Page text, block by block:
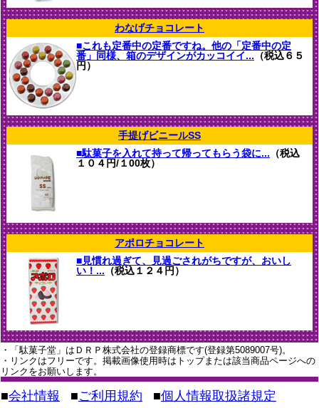
わなげチョコレート
■これも定番中の定番ですね。他の「定番中の定
番」同様、箱のデザインがカッコイイ... （税込６５
円）
手提げビニールSS
■駄菓子を入れて持って帰ってもらう袋に... （税込
１０４円/１00枚）
アポロチョコレート
■見慣れ過ぎて、見過ごされがちですが、おいし
い！... （税込１２４円）
・「駄菓子堂」はＤＲＰ株式会社の登録商標です(登録第5089007号)。
・リンクはフリーです。掲載画像使用時はトップまたは該当商品ページへの
リンクをお願いします。
■会社情報 ■ご利用規約 ■個人情報取扱諸規定